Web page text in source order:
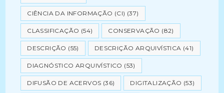
CIÊNCIA DA INFORMAÇÃO (CI) (37)
CLASSIFICAÇÃO (54) CONSERVAÇÃO (82)
DESCRIÇÃO (55) DESCRIÇÃO ARQUIVÍSTICA (41)
DIAGNÓSTICO ARQUIVÍSTICO (53)
DIFUSÃO DE ACERVOS (36) DIGITALIZAÇÃO (53)